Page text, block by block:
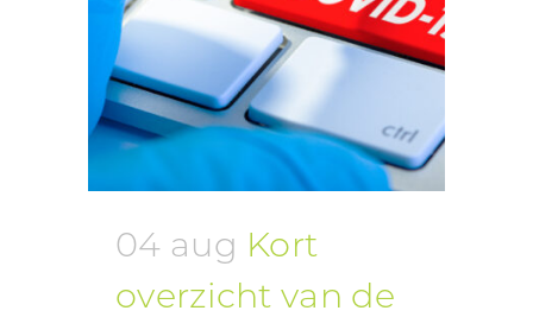
04 aug Kort
overzicht van de